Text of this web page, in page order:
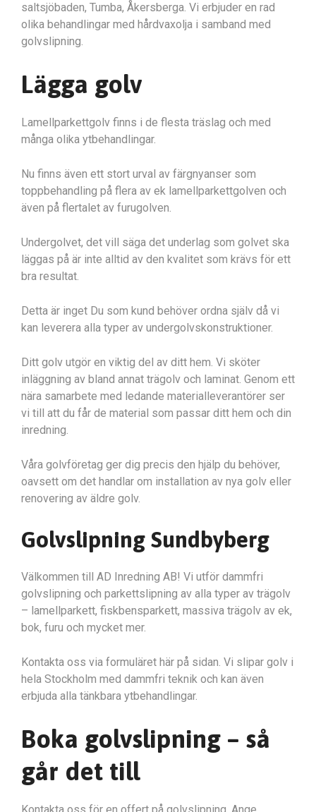
saltsjöbaden, Tumba, Åkersberga. Vi erbjuder en rad
olika behandlingar med hårdvaxolja i samband med
golvslipning.
Lägga golv
Lamellparkettgolv finns i de flesta träslag och med
många olika ytbehandlingar.
Nu finns även ett stort urval av färgnyanser som
toppbehandling på flera av ek lamellparkettgolven och
även på flertalet av furugolven.
Undergolvet, det vill säga det underlag som golvet ska
läggas på är inte alltid av den kvalitet som krävs för ett
bra resultat.
Detta är inget Du som kund behöver ordna själv då vi
kan leverera alla typer av undergolvskonstruktioner.
Ditt golv utgör en viktig del av ditt hem. Vi sköter
inläggning av bland annat trägolv och laminat. Genom ett
nära samarbete med ledande materialleverantörer ser
vi till att du får de material som passar ditt hem och din
inredning.
Våra golvföretag ger dig precis den hjälp du behöver,
oavsett om det handlar om installation av nya golv eller
renovering av äldre golv.
Golvslipning Sundbyberg
Välkommen till AD Inredning AB! Vi utför dammfri
golvslipning och parkettslipning av alla typer av trägolv
– lamellparkett, fiskbensparkett, massiva trägolv av ek,
bok, furu och mycket mer.
Kontakta oss via formuläret här på sidan. Vi slipar golv i
hela Stockholm med dammfri teknik och kan även
erbjuda alla tänkbara ytbehandlingar.
Boka golvslipning – så
går det till